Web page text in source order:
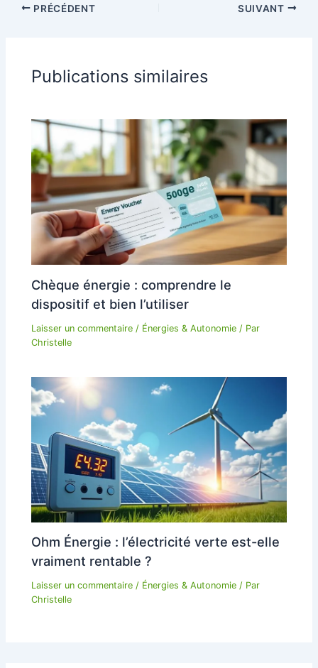
PRÉCÉDENT SUIVANT
Publications similaires
Chèque énergie : comprendre le
dispositif et bien l’utiliser
Laisser un commentaire / Énergies & Autonomie / Par
Christelle
Ohm Énergie : l’électricité verte est-elle
vraiment rentable ?
Laisser un commentaire / Énergies & Autonomie / Par
Christelle